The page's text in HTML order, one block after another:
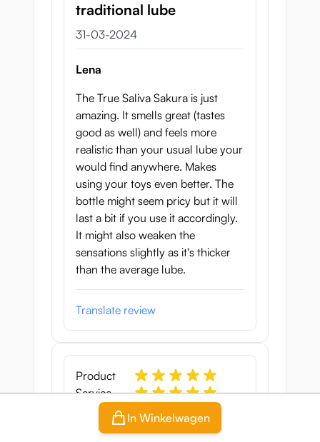
In Winkelwagen
traditional lube
31 maart 2024
31-03-2024
Lena
The True Saliva Sakura is just
amazing. It smells great (tastes
good as well) and feels more
realistic than your usual lube your
would find anywhere. Makes
using your toys even better. The
bottle might seem pricy but it will
last a bit if you use it accordingly.
It might also weaken the
sensations slightly as it's thicker
than the average lube.
Translate review
Product
Service
Long-lasting, flowery,
overall great lube!